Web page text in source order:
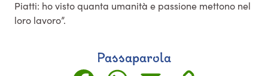
Piatti: ho visto quanta umanità e passione mettono nel
loro lavoro”.
Passaparola